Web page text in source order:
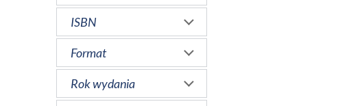
ISBN
Format
Rok wydania